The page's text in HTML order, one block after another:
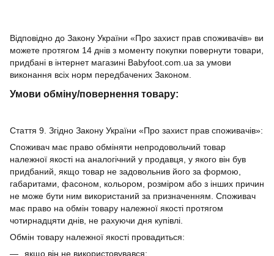
Відповідно до Закону України «Про захист прав споживачів» ви
можете протягом 14 днів з моменту покупки повернути товари,
придбані в інтернет магазині Babyfoot.com.ua за умови
виконання всіх норм передбачених Законом.
Умови обміну/повернення товару:
Стаття 9. Згідно Закону України «Про захист прав споживачів»:
Споживач має право обміняти непродовольчий товар
належної якості на аналогічний у продавця, у якого він був
придбаний, якщо товар не задовольнив його за формою,
габаритами, фасоном, кольором, розміром або з інших причин
не може бути ним використаний за призначенням. Споживач
має право на обмін товару належної якості протягом
чотирнадцяти днів, не рахуючи дня купівлі.
Обмін товару належної якості провадиться:
якщо він не використовувався;